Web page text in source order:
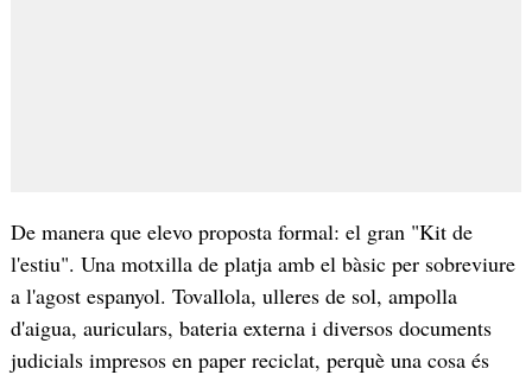
De manera que elevo proposta formal: el gran "Kit de
l'estiu". Una motxilla de platja amb el bàsic per sobreviure
a l'agost espanyol. Tovallola, ulleres de sol, ampolla
d'aigua, auriculars, bateria externa i diversos documents
judicials impresos en paper reciclat, perquè una cosa és